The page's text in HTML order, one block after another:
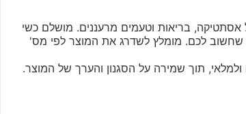
בריאות וטעמים מרעננים. מושלם כשי
שחשוב לכם. מומלץ לשדרג את המוצר לפי מס'
תוך שמירה על הסגנון והערך של המוצר.